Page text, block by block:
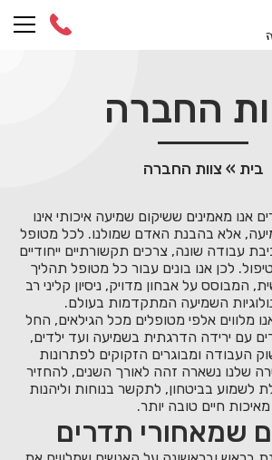
החברה
בית »צוות החברה
אנו מאמינים ששיקום שמיעה איכותי אינו
אלא בהבנת האדם שמולנו. לכל מטופל
עבודה שונה, צרכים תקשורתיים ייחודיים
לכן אנו בונים עבור כל מטופל תהליך
המבוסס על אבחון מדויק, ניסיון קליני רב
השמיעה המתקדמות בעולם.
מלווים אלפי מטופלים מכל הגילאים, החל
עם ירידה הדרגתית בשמיעה ועד ילדים,
העבודה ומבוגרים הזקוקים לפתרונות
שלנו נשארה זהה לאורך השנים, להחזיר
לשמוע בביטחון, לתקשר בנוחות וליהנות
מאיכות חיים טובה יותר.
שמאחורי תדרים